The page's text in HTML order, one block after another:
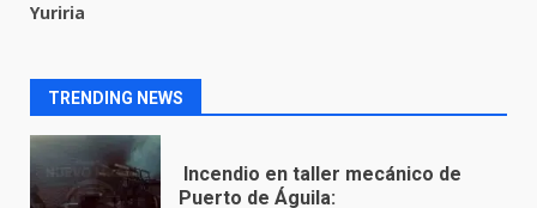
Yuriria
TRENDING NEWS
2
7 de agosto de 2026
Inauguran la Galería Historia y
Arte en Cartonería